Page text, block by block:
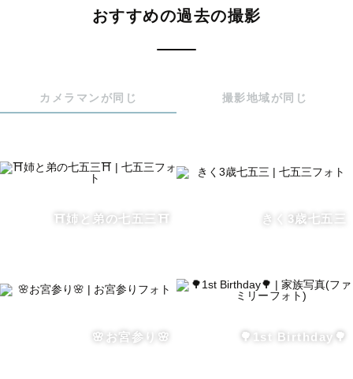
クスッと笑えるようなオフショット写真
『写真を残したい』『撮ってあげたい』を思うこと自体が
愛だと思っています。
屋内や夜間の撮影もお任せください！
【　得意ジャンル　】
おすすめの過去の撮影
カメラマンが同じ 撮影地域が同じ
⛩姉と弟の七五三⛩ きく3歳七五三
🌸お宮参り🌸 🌳1st Birthday🌳